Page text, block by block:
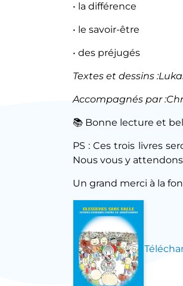
• la différence
• le savoir-être
• des préjugés
Textes et dessins
Accompagnés par
📚 Bonne lecture et
PS : Ces trois livres
Nous vous y
Un grand merci à la